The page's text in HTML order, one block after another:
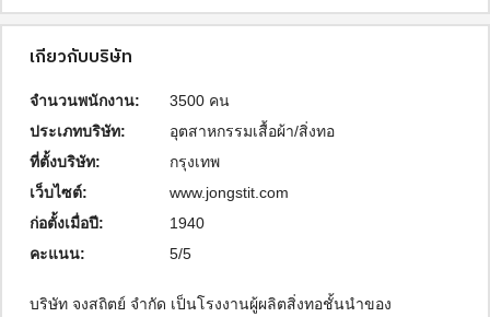
เกี่ยวกับบริษัท
จำนวนพนักงาน:
3500 คน
ประเภทบริษัท:
อุตสาหกรรมเสื้อผ้า/สิ่งทอ
ที่ตั้งบริษัท:
กรุงเทพ
เว็บไซต์:
www.jongstit.com
ก่อตั้งเมื่อปี:
1940
คะแนน:
5/5
บริษัท จงสถิตย์ จำกัด เป็นโรงงานผู้ผลิตสิ่งทอชั้นนำของ